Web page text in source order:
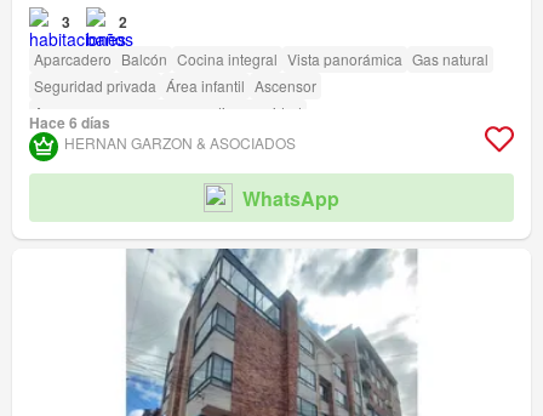
3 2
Aparcadero Balcón Cocina integral Vista panorámica Gas natural
Seguridad privada Área infantil Ascensor
Acceso para personas con discapacidad
Hace 6 días
HERNAN GARZON & ASOCIADOS
WhatsApp